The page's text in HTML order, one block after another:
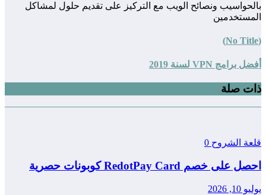
بالحواسيب ونصائح الويب مع التركيز على تقديم حلول لمشاكل
المستخدمين
(No Title)
أفضل برامج VPN لسنة 2019
ذات صلة
قلعة الشروح 0
احصل على خصم RedotPay Card كوبونات حصرية
يوليو 10, 2026